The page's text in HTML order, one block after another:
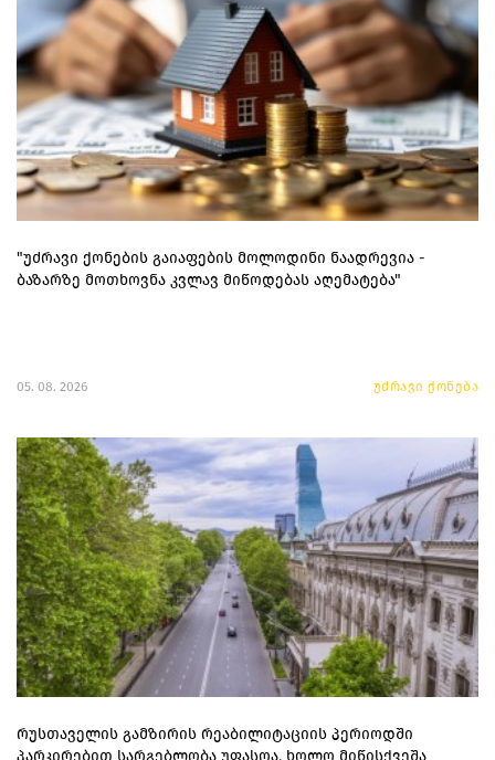
"უძრავი ქონების გაიაფების მოლოდინი ნაადრევია -
ბაზარზე მოთხოვნა კვლავ მიწოდებას აღემატება"
05. 08. 2026 უძრავი ქონება
რუსთაველის გამზირის რეაბილიტაციის პერიოდში
პარკირებით სარგებლობა უფასოა, ხოლო მიწისქვეშა